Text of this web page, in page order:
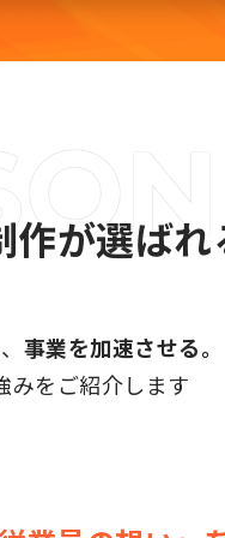
が選ばれ
事業を加速させる。
みをご紹介します